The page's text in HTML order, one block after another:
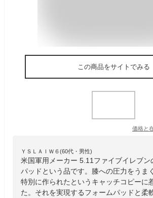
この商品をサイトでみる
価格と
ＹＳＬＡＩＷ６(60代・男性)
米国軍用メーカー 5.11ファイブイレブン
パッドという品です。膝への圧力をうま
特別に作られたというキャッチコピーに
た。それを実現するフォームパッドと柔